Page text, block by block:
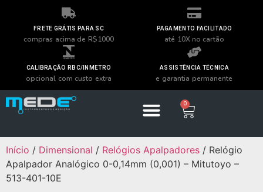
FRETE GRÁTIS PARA SC
compras acima de R$1000
PAGAMENTO FACILITADO
até 10X no cartão
CALIBRAÇÃO RBC/INMETRO
opcional com custo extra
ASSISTÊNCIA TÉCNICA
e garantia permanente
0
Início / Dimensional / Relógios Apalpadores / Relógio
Apalpador Analógico 0-0,14mm (0,001) – Mitutoyo –
513-401-10E